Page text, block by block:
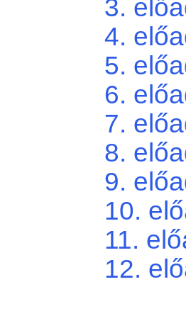
3.
4.
5.
6.
7.
8.
9.
10.
11.
12.